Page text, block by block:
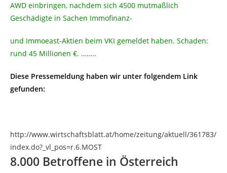
AWD einbringen, nachdem sich 4500 mutmaßlich
Geschädigte in Sachen Immofinanz-
und Immoeast-Aktien beim VKI gemeldet haben. Schaden:
rund 45 Millionen €. ……..
Diese Pressemeldung haben wir unter folgendem Link
gefunden:
http://www.wirtschaftsblatt.at/home/zeitung/aktuell/361783/
index.do?_vl_pos=r.6.MOST
8.000 Betroffene in Österreich